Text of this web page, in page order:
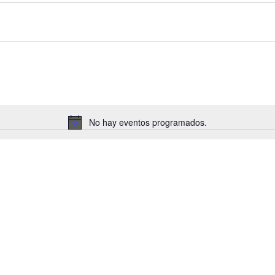
Aviso
No hay eventos programados.